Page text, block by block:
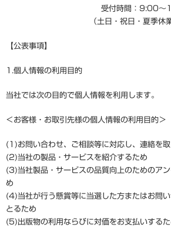
受付時間：9:00
（土日・祝日・夏季休
【公表事項】
1.個人情報の利用目的
当社では次の目的で個人情報を利用します。
＜お客様・お取引先様の個人情報の利用目的＞
(1)お問い合わせ、ご相談等に対応し、連絡を
(2)当社の製品・サービスを紹介するため
(3)当社製品・サービスの品質向上のためのア
め
(4)当社が行う懸賞等に当選した方またはお問
とるため
(5)出版物の利用ならびに対価をお支払いするた